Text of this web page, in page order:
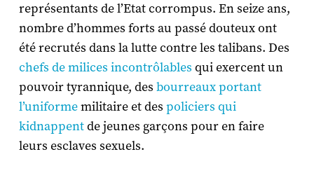
représentants de l’Etat corrompus. En seize ans,
nombre d’hommes forts au passé douteux ont
été recrutés dans la lutte contre les talibans. Des
chefs de milices incontrôlables qui exercent un
pouvoir tyrannique, des bourreaux portant
l’uniformemilitaire et des policiers qui
kidnappentde jeunes garçons pour en faire
leurs esclaves sexuels.